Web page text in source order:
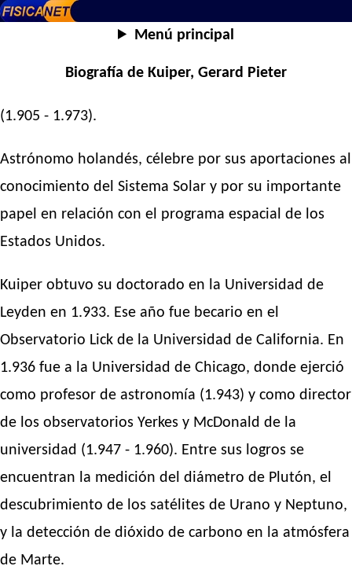
Menú principal
Biografía de Kuiper, Gerard Pieter
(1.905 - 1.973).
Astrónomo holandés, célebre por sus aportaciones al
conocimiento del Sistema Solar y por su importante
papel en relación con el programa espacial de los
Estados Unidos.
Kuiper obtuvo su doctorado en la Universidad de
Leyden en 1.933. Ese año fue becario en el
Observatorio Lick de la Universidad de California. En
1.936 fue a la Universidad de Chicago, donde ejerció
como profesor de astronomía (1.943) y como director
de los observatorios Yerkes y McDonald de la
universidad (1.947 - 1.960). Entre sus logros se
encuentran la medición del diámetro de Plutón, el
descubrimiento de los satélites de Urano y Neptuno,
y la detección de dióxido de carbono en la atmósfera
de Marte.